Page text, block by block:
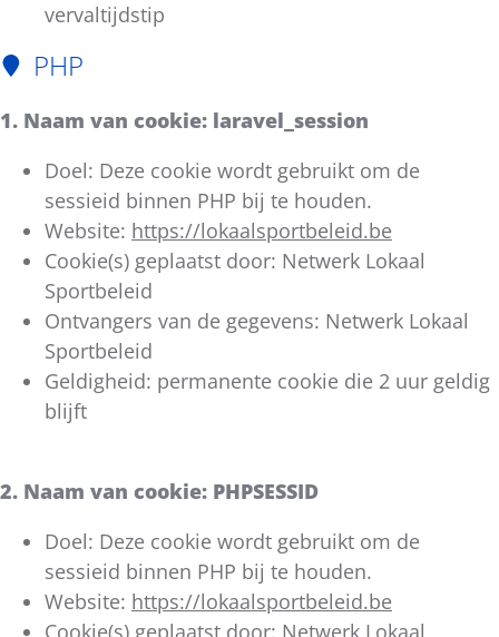
vervaltijdstip
PHP
1. Naam van cookie: laravel_session
Doel: Deze cookie wordt gebruikt om de
sessieid binnen PHP bij te houden.
Website: https://lokaalsportbeleid.be
Cookie(s) geplaatst door: Netwerk Lokaal
Sportbeleid
Ontvangers van de gegevens: Netwerk Lokaal
Sportbeleid
Geldigheid: permanente cookie die 2 uur geldig
blijft
2. Naam van cookie: PHPSESSID
Doel: Deze cookie wordt gebruikt om de
sessieid binnen PHP bij te houden.
Website: https://lokaalsportbeleid.be
Cookie(s) geplaatst door: Netwerk Lokaal